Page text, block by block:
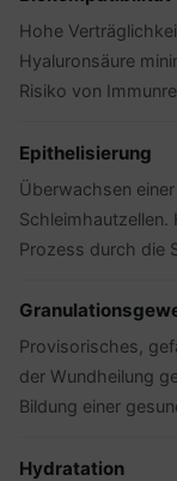
Hohe
Hyaluronsäure
Risiko von
Epithelisierung
Überwachsen
Schleimhautzellen.
Prozess durch die
Provisorisches,
der Wundheilung
Bildung einer
Hydratation